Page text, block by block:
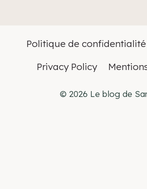
Politique de confidentialité
Privacy Policy
© 2026 Le blog de